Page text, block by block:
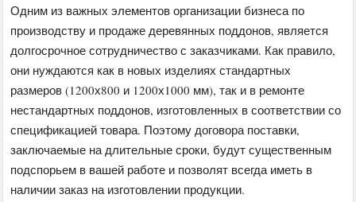
Одним из важных элементов организации бизнеса по
производству и продаже деревянных поддонов, является
долгосрочное сотрудничество с заказчиками. Как правило,
они нуждаются как в новых изделиях стандартных
размеров (1200х800 и 1200х1000 мм), так и в ремонте
нестандартных поддонов, изготовленных в соответствии со
спецификацией товара. Поэтому договора поставки,
заключаемые на длительные сроки, будут существенным
подспорьем в вашей работе и позволят всегда иметь в
наличии заказ на изготовлении продукции.